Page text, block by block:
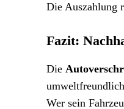
Die Auszahlung
Fazit:
Die
Wer sein